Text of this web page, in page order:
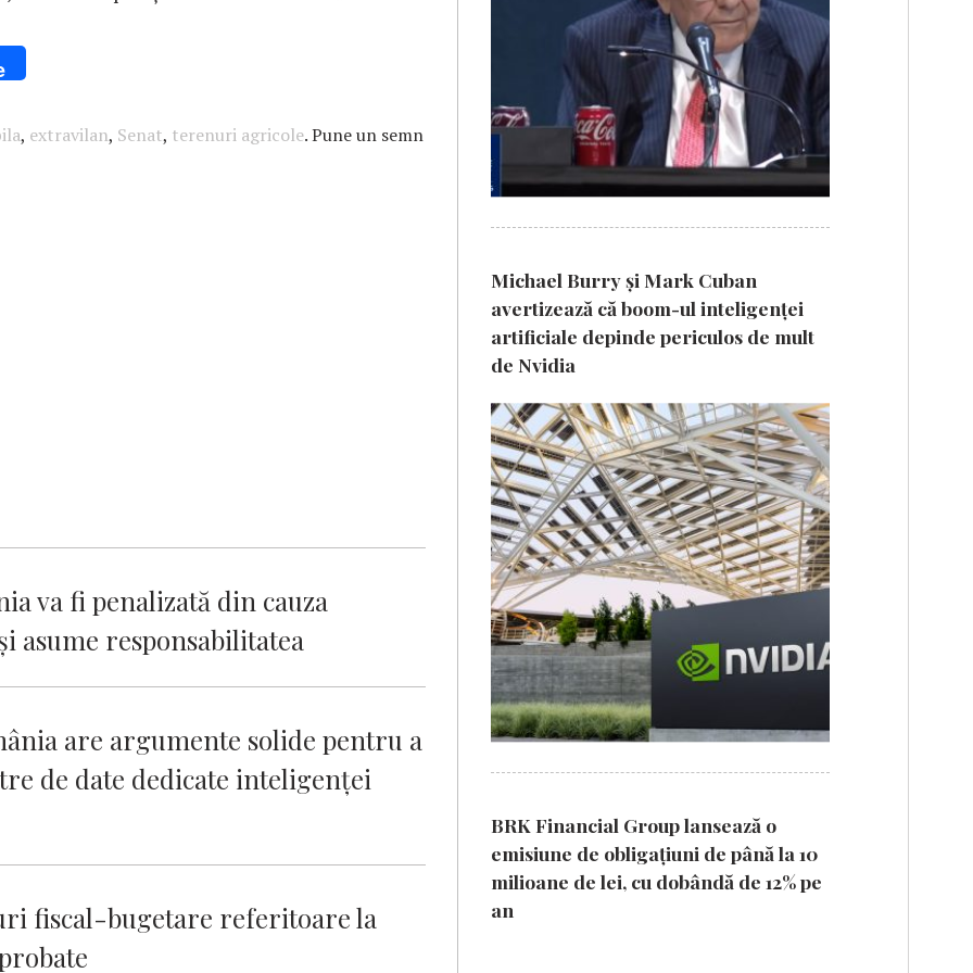
, extravilan, Senat, terenuri agricole. Pune un semn
va fi penalizată din cauza
asume responsabilitatea
are argumente solide pentru a
de date dedicate inteligenței
fiscal-bugetare referitoare la
Michael Burry și Mark Cuban
avertizează că boom-ul inteligenței
artificiale depinde periculos de mult
de Nvidia
BRK Financial Group lansează o
emisiune de obligațiuni de până la 10
milioane de lei, cu dobândă de 12% pe
an